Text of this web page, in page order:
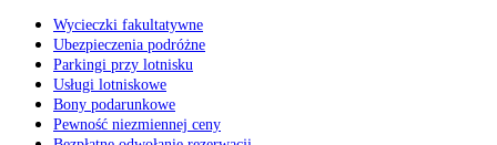
Wycieczki fakultatywne
Ubezpieczenia podróżne
Parkingi przy lotnisku
Usługi lotniskowe
Bony podarunkowe
Pewność niezmiennej ceny